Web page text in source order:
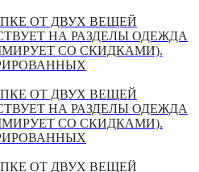
ОТ ДВУХ ВЕЩЕЙ
НА РАЗДЕЛЫ ОДЕЖДА
СО СКИДКАМИ).
ОТ ДВУХ ВЕЩЕЙ
НА РАЗДЕЛЫ ОДЕЖДА
СО СКИДКАМИ).
ОТ ДВУХ ВЕЩЕЙ